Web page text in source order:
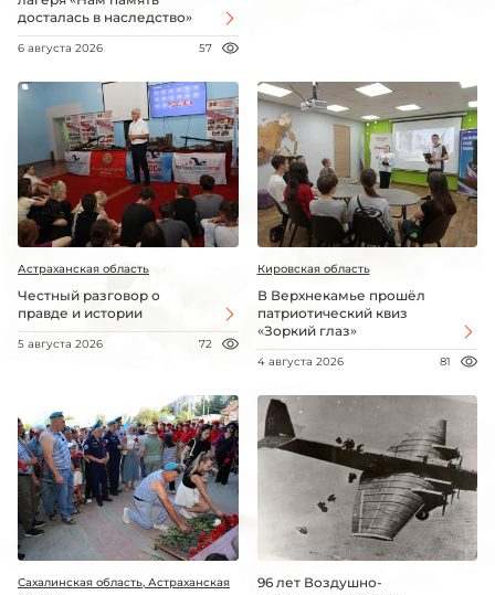
досталась в наследство»
6 августа 2026 57
Астраханская область
Честный разговор о
правде и истории
5 августа 2026 72
Кировская область
В Верхнекамье прошёл
патриотический квиз
«Зоркий глаз»
4 августа 2026 81
Сахалинская область, Астраханская
96 лет Воздушно-